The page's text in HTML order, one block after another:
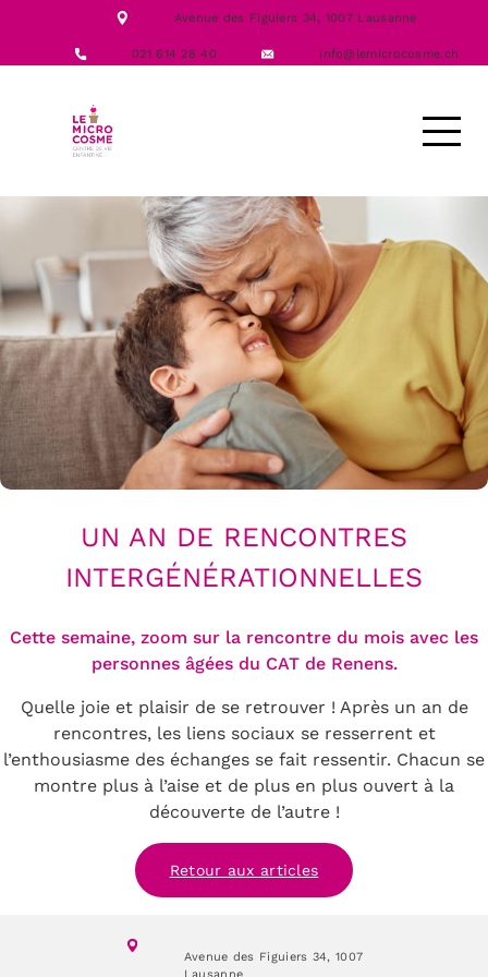
Avenue des Figuiers 34, 1007 Lausanne
021 614 28 40 info@lemicrocosme.ch
ACTIVITÉS
UN AN DE RENCONTRES
INTERGÉNÉRATIONNELLES
Cette semaine, zoom sur la rencontre du mois avec les
personnes âgées du CAT de Renens.
Quelle joie et plaisir de se retrouver ! Après un an de
rencontres, les liens sociaux se resserrent et
l’enthousiasme des échanges se fait ressentir. Chacun se
montre plus à l’aise et de plus en plus ouvert à la
découverte de l’autre !
Retour aux articles
Avenue des Figuiers 34, 1007